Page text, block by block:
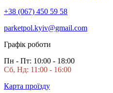
+38 (067) 450 59 58
parketpol.kyiv@gmail.com
Графік роботи
Пн - Пт: 10:00 - 18:00
Сб, Нд: 11:00 - 16:00
Карта проїзду